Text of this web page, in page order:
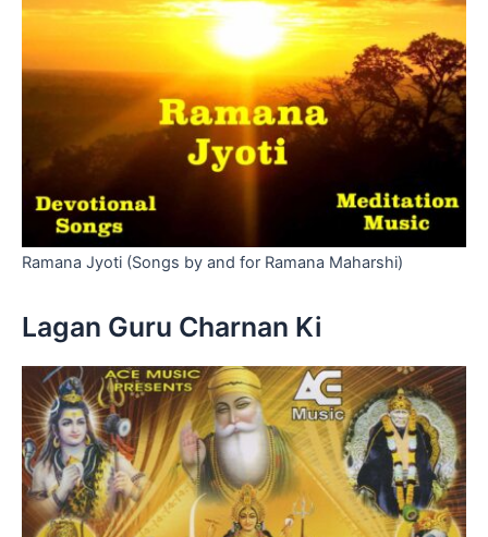
Ramana Jyoti (Songs by and for Ramana Maharshi)
Lagan Guru Charnan Ki